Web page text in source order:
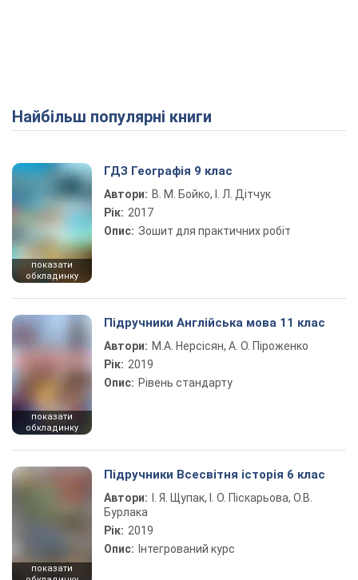
Найбільш популярні книги
показати
обкладинку
ГДЗ Географія 9 клас
Автори: В. М. Бойко, І. Л. Дітчук
Рік: 2017
Опис: Зошит для практичних робіт
показати
обкладинку
Підручники Англійська мова 11 клас
Автори: М.А. Нерсісян, А. О. Піроженко
Рік: 2019
Опис: Рівень стандарту
показати
Підручники Всесвітня історія 6 клас
Автори:
І. Я. Щупак, І. О. Піскарьова, О.В.
Бурлака
Рік: 2019
Опис: Інтегрований курс